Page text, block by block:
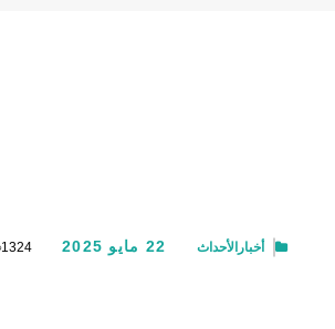
أخبار الأحداث 22 مايو 2025 1324